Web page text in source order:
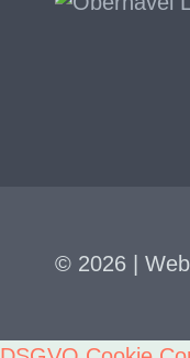
© 2026 |